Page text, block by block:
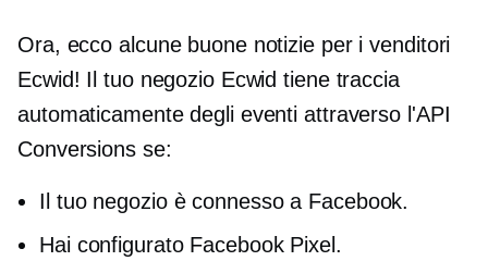
Ora, ecco alcune buone notizie per i venditori
Ecwid! Il tuo negozio Ecwid tiene traccia
automaticamente degli eventi attraverso l'API
Conversions se:
Il tuo negozio è connesso a Facebook.
Hai configurato Facebook Pixel.